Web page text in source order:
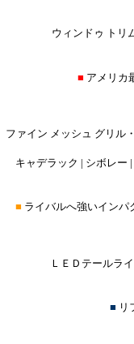
ウィンドゥ トリ
■ アメリカ
ファイン メッシュ グリル
キャデラック | シボレー
■ ライバルへ強いイン
ＬＥＤテールラ
■ リ